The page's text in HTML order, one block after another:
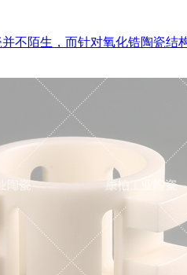
陌生，而针对氧化锆陶瓷结